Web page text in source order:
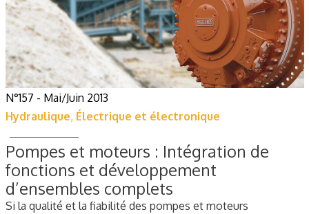
N°157 - Mai/Juin 2013
Hydraulique, Électrique et électronique
Pompes et moteurs : Intégration de
fonctions et développement
d’ensembles complets
Si la qualité et la fiabilité des pompes et moteurs